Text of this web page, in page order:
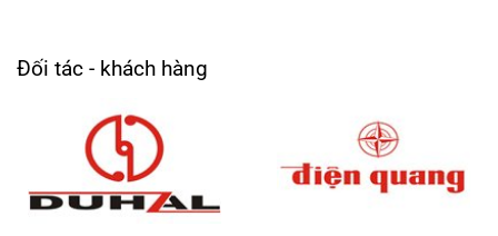
Đối tác - khách hàng